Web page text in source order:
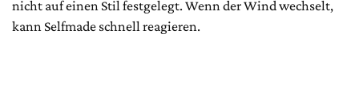
nicht auf einen Stil festgelegt. Wenn der Wind wechselt,
kann Selfmade schnell reagieren.